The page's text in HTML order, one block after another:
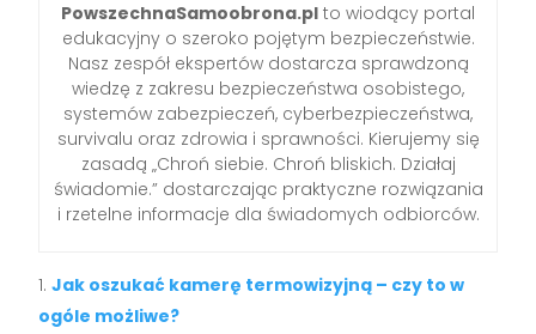
PowszechnaSamoobrona.pl to wiodący portal
edukacyjny o szeroko pojętym bezpieczeństwie.
Nasz zespół ekspertów dostarcza sprawdzoną
wiedzę z zakresu bezpieczeństwa osobistego,
systemów zabezpieczeń, cyberbezpieczeństwa,
survivalu oraz zdrowia i sprawności. Kierujemy się
zasadą „Chroń siebie. Chroń bliskich. Działaj
świadomie.” dostarczając praktyczne rozwiązania
i rzetelne informacje dla świadomych odbiorców.
Jak oszukać kamerę termowizyjną – czy to w
ogóle możliwe?